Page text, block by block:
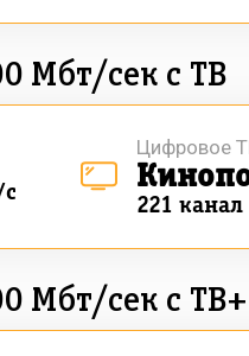
Мбт/сек с ТВ
221 канал
Цифровое
Мбт/сек с ТВ+